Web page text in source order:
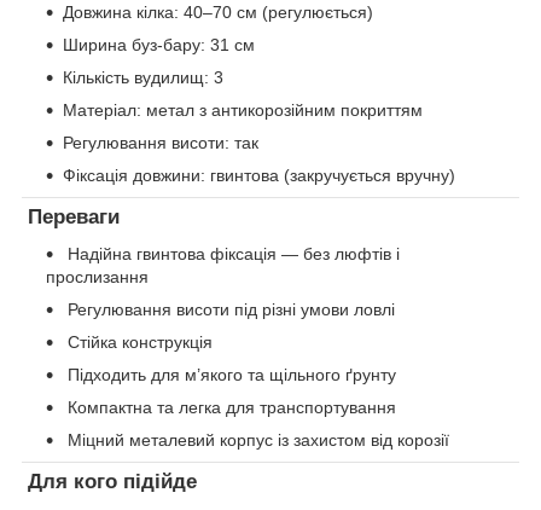
Довжина кілка: 40–70 см (регулюється)
Ширина буз-бару: 31 см
Кількість вудилищ: 3
Матеріал: метал з антикорозійним покриттям
Регулювання висоти: так
Фіксація довжини: гвинтова (закручується вручну)
Переваги
Надійна гвинтова фіксація — без люфтів і
прослизання
Регулювання висоти під різні умови ловлі
Стійка конструкція
Підходить для м’якого та щільного ґрунту
Компактна та легка для транспортування
Міцний металевий корпус із захистом від корозії
Для кого підійде